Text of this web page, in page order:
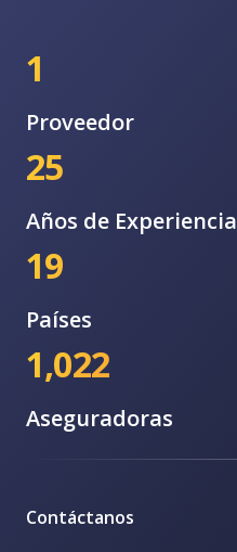
1
Proveedor
25
Años de Experiencia
19
Países
1,022
Aseguradoras
Contáctanos